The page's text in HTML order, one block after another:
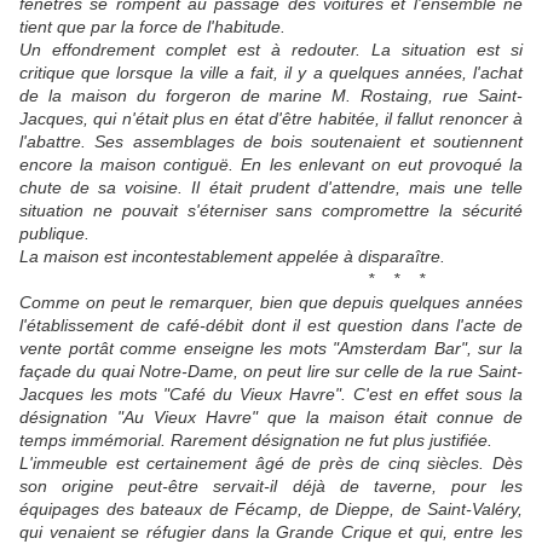
tient que par la force de l'habitude.
Un effondrement complet est à redouter. La situation est si
critique que lorsque la ville a fait, il y a quelques années, l'achat
de la maison du forgeron de marine M. Rostaing, rue Saint-
Jacques, qui n'était plus en état d'être habitée, il fallut renoncer à
l'abattre. Ses assemblages de bois soutenaient et soutiennent
encore la maison contiguë. En les enlevant on eut provoqué la
chute de sa voisine. Il était prudent d'attendre, mais une telle
situation ne pouvait s'éterniser sans compromettre la sécurité
publique.
La maison est incontestablement appelée à disparaître.
* * *
Comme on peut le remarquer, bien que depuis quelques années
l'établissement de café-débit dont il est question dans l'acte de
vente portât comme enseigne les mots "Amsterdam Bar", sur la
façade du quai Notre-Dame, on peut lire sur celle de la rue Saint-
Jacques les mots "Café du Vieux Havre". C'est en effet sous la
désignation "Au Vieux Havre" que la maison était connue de
temps immémorial. Rarement désignation ne fut plus justifiée.
L'immeuble est certainement âgé de près de cinq siècles. Dès
son origine peut-être servait-il déjà de taverne, pour les
équipages des bateaux de Fécamp, de Dieppe, de Saint-Valéry,
qui venaient se réfugier dans la Grande Crique et qui, entre les